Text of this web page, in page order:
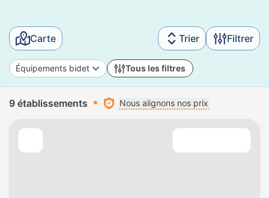
Carte Trier Filtrer
Équipements bidet Tous les filtres
9 établissements Nous alignons nos prix